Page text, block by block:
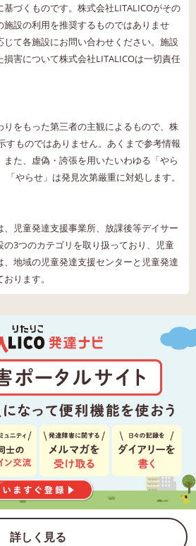
づくものです。株式会社LITALICOがその
施設の利用を推奨するものではありませ
じて各施設にお問い合わせください。施設
害について株式会社LITALICOは一切責任
をもった第三者の主観によるもので、株
すものではありません。あくまで参考情報
た、虚偽・誇張を用いたいわゆる「やら
やらせ」は発見次第厳重に対処します。
児童発達支援事業所、放課後等デイサー
の3つのカテゴリを取り扱っており、児童
地域の児童発達支援センターと児童発達
ります。
詳しく見る